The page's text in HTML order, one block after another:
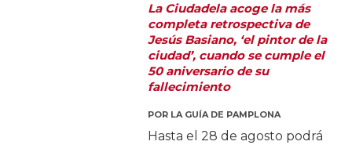
La Ciudadela acoge la más
completa retrospectiva de
Jesús Basiano, ‘el pintor de la
ciudad’, cuando se cumple el
50 aniversario de su
fallecimiento
POR LA GUÍA DE PAMPLONA
Hasta el 28 de agosto podrá